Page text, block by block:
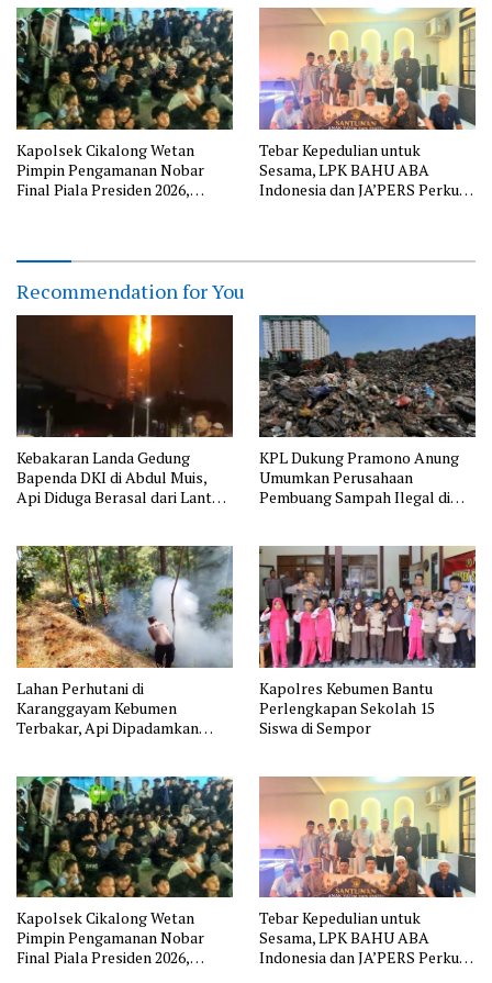
Kapolsek Cikalong Wetan
Pimpin Pengamanan Nobar
Final Piala Presiden 2026,
Tebar Kepedulian untuk
Sesama, LPK BAHU ABA
Indonesia dan JA’PERS Perkuat
Recommendation for You
Kebakaran Landa Gedung
Bapenda DKI di Abdul Muis,
Api Diduga Berasal dari Lantai
KPL Dukung Pramono Anung
Umumkan Perusahaan
Pembuang Sampah Ilegal di
Lahan Perhutani di
Karanggayam Kebumen
Terbakar, Api Dipadamkan
Kapolres Kebumen Bantu
Perlengkapan Sekolah 15
Siswa di Sempor
Kapolsek Cikalong Wetan
Pimpin Pengamanan Nobar
Final Piala Presiden 2026,
Tebar Kepedulian untuk
Sesama, LPK BAHU ABA
Indonesia dan JA’PERS Perkuat